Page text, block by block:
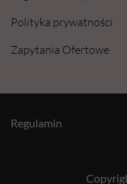
Polityka prywatności
Zapytania Ofertowe
Regulamin